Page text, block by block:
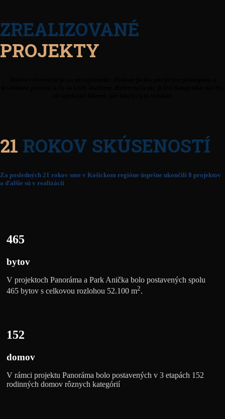
ZREALIZOVANÉ
PROJEKTY
21 ROKOV SKÚSENOSTÍ
Za posledných 21 rokov sme v Košickom regióne úspešne ukončili 8 projektov
a ďalšie sú v realizácii
465
bytov
V projektoch Panoráma a Park Anička bolo postavených spolu
465 bytov s celkovou rozlohou 52.100 m2.
152
domov
V rámci projektu Panoráma bolo postavených v 3 etapách 152
rodinných domov rôznych kategórií